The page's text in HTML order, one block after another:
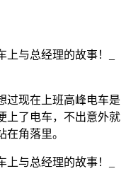
过现在上班高峰电车是
上了电车，不出意外就
角落里。